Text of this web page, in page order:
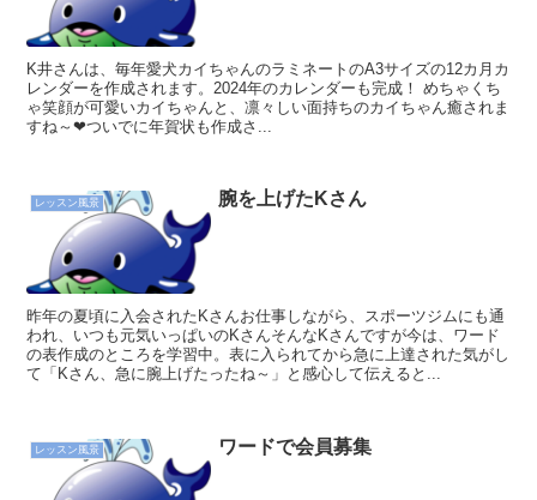
K井さんは、毎年愛犬カイちゃんのラミネートのA3サイズの12カ月カ
レンダーを作成されます。2024年のカレンダーも完成！ めちゃくち
ゃ笑顔が可愛いカイちゃんと、凛々しい面持ちのカイちゃん癒されま
すね～❤ついでに年賀状も作成さ...
レッスン風景 腕を上げたKさん
昨年の夏頃に入会されたKさんお仕事しながら、スポーツジムにも通
われ、いつも元気いっぱいのKさんそんなKさんですが今は、ワード
の表作成のところを学習中。表に入られてから急に上達された気がし
て「Kさん、急に腕上げたったね～」と感心して伝えると...
レッスン風景 ワードで会員募集